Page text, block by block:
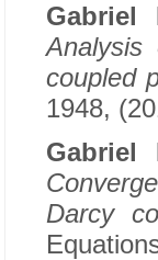
Gabriel
Analysis
coupled
1948,
Gabriel
Darcy